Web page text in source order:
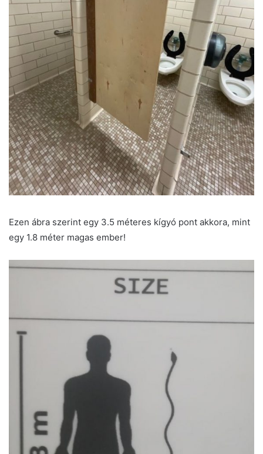
Ezen ábra szerint egy 3.5 méteres kígyó pont akkora, mint
egy 1.8 méter magas ember!